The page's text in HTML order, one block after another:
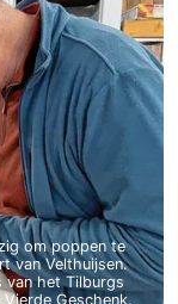
om poppen te
van Velthuijsen.
van het Tilburgs
Geschenk.